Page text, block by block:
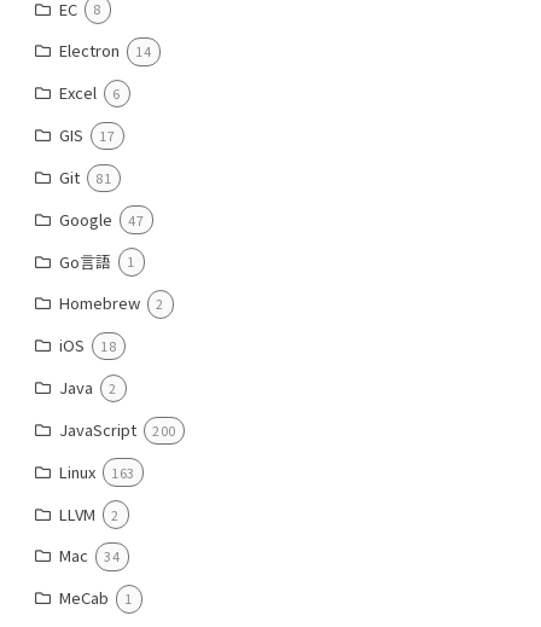
EC 8
Electron 14
Excel 6
GIS 17
Git 81
Google 47
Go言語 1
Homebrew 2
iOS 18
Java 2
JavaScript 200
Linux 163
LLVM 2
Mac 34
MeCab 1